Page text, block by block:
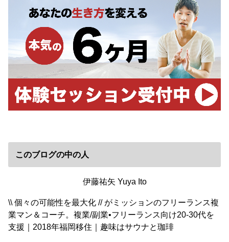
このブログの中の人
伊藤祐矢 Yuya Ito
\\ 個々の可能性を最大化 // がミッションのフリーランス複
業マン＆コーチ。複業/副業•フリーランス向け20-30代を
支援｜2018年福岡移住｜趣味はサウナと珈琲